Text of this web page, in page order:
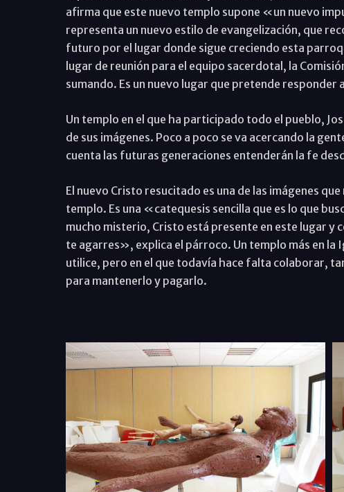
afirma que este nuevo templo supone «un nuevo
representa un nuevo estilo de evangelización, que
futuro por el lugar donde sigue creciendo esta
lugar de reunión para el equipo sacerdotal, la
sumando. Es un nuevo lugar que pretende
Un templo en el que ha participado todo el pueblo,
de sus imágenes. Poco a poco se va acercando la
cuenta las futuras generaciones entenderán la fe
El nuevo Cristo resucitado es una de las imágenes
templo. Es una «catequesis sencilla que es lo que
mucho misterio, Cristo está presente en este lugar y
te agarres», explica el párroco. Un templo más en la
utilice, pero en el que todavía hace falta colaborar,
para mantenerlo y pagarlo.